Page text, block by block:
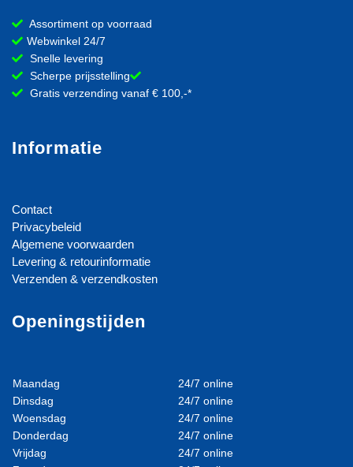
Assortiment op voorraad
Webwinkel 24/7
Snelle levering
Scherpe prijsstelling
Gratis verzending vanaf € 100,-*
Informatie
Contact
Privacybeleid
Algemene voorwaarden
Levering & retourinformatie
Verzenden & verzendkosten
Openingstijden
Maandag
24/7 online
Dinsdag
24/7 online
Woensdag
24/7 online
Donderdag
24/7 online
Vrijdag
24/7 online